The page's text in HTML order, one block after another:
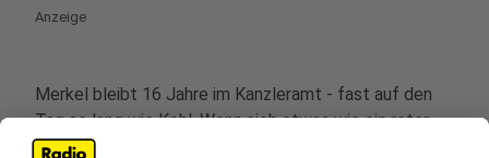
Anzeige
Merkel bleibt 16 Jahre im Kanzleramt - fast auf den
Tag so lang wie Kohl. Wenn sich etwas wie ein roter
Faden durch diese Zeit zieht, dann sind es Krisen auf